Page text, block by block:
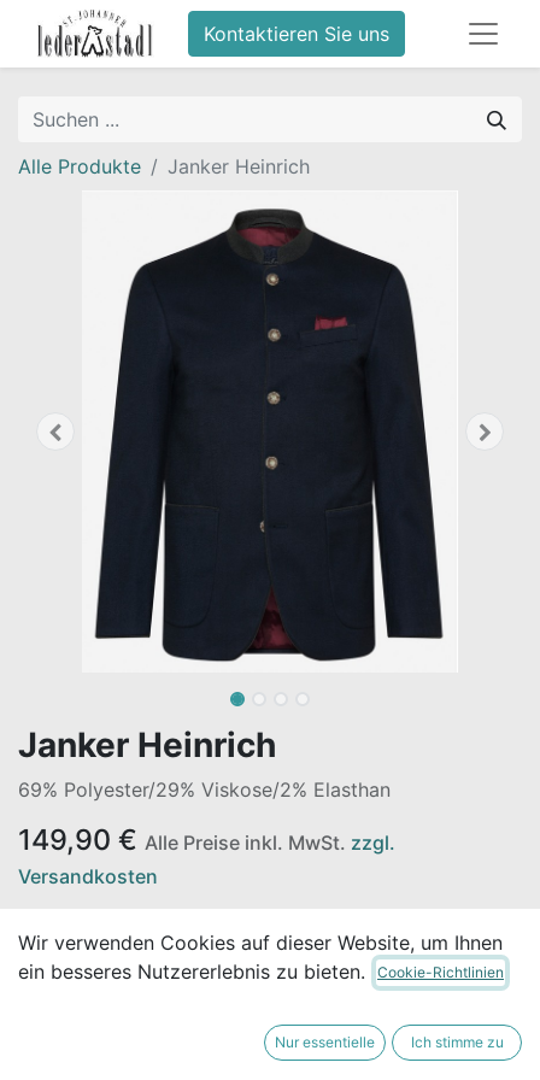
Kontaktieren Sie uns
Alle Produkte Janker Heinrich
Janker Heinrich
69% Polyester/29% Viskose/2% Elasthan
149,90 € Alle Preise inkl. MwSt. zzgl.
Versandkosten
Nicht vorrätig
Erhalten Sie eine Benachrichtigung, wenn wieder
vorrätig
Wir verwenden Cookies auf dieser Website, um Ihnen
ein besseres Nutzererlebnis zu bieten.
Cookie-Richtlinien
Nur essentielle Ich stimme zu